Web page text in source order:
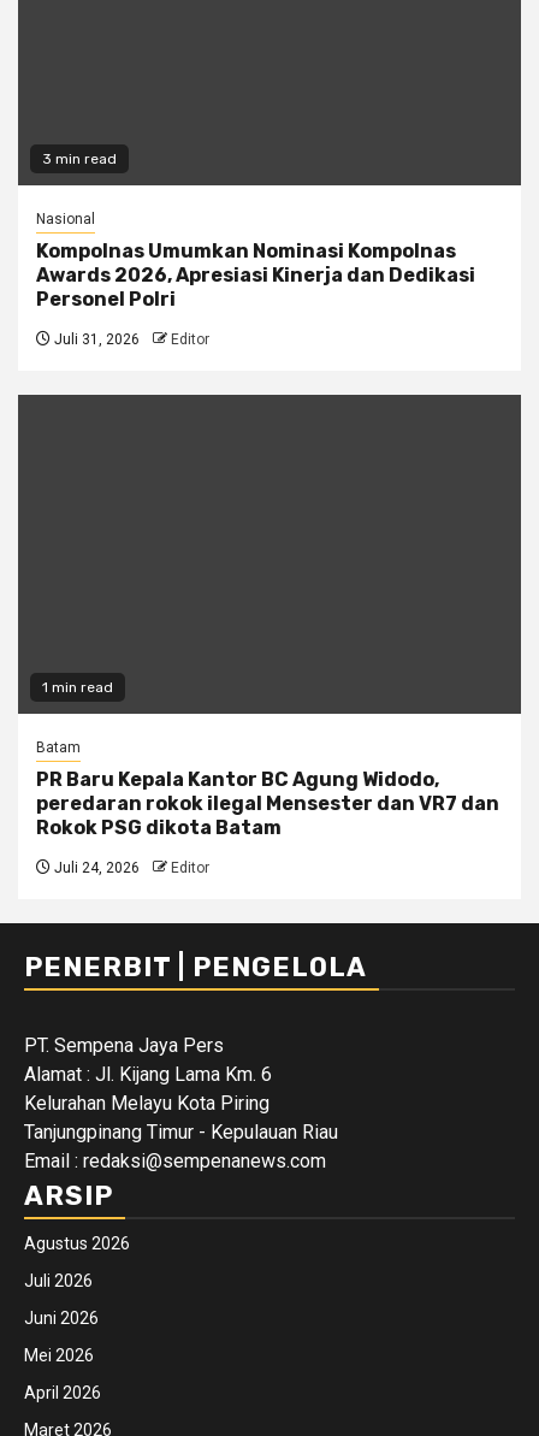
3 min read
Nasional
Kompolnas Umumkan Nominasi Kompolnas
Awards 2026, Apresiasi Kinerja dan Dedikasi
Personel Polri
Juli 31, 2026 Editor
1 min read
Batam
PR Baru Kepala Kantor BC Agung Widodo,
peredaran rokok ilegal Mensester dan VR7 dan
Rokok PSG dikota Batam
Juli 24, 2026 Editor
PENERBIT | PENGELOLA
PT. Sempena Jaya Pers
Alamat : Jl. Kijang Lama Km. 6
Kelurahan Melayu Kota Piring
Tanjungpinang Timur - Kepulauan Riau
Email : redaksi@sempenanews.com
ARSIP
Agustus 2026
Juli 2026
Juni 2026
Mei 2026
April 2026
Maret 2026